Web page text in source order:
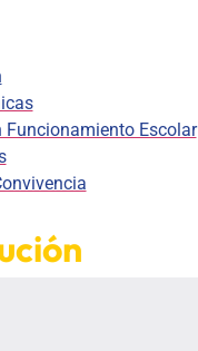
Funcionamiento Escolar